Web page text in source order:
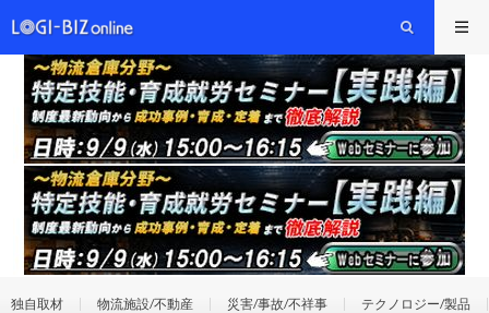
独自取材 物流施設/不動産 災害/事故/不祥事 テクノロジー/製品